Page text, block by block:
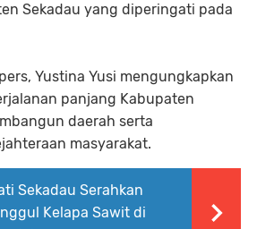
Sekadau yang diperingati pada
Yustina Yusi mengungkapkan
panjang Kabupaten
daerah serta
masyarakat.
Sekadau Serahkan
Kelapa Sawit di